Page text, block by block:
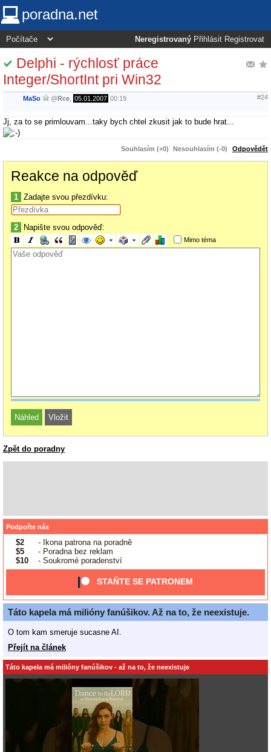
poradna.net
Neregistrovaný Přihlásit Registrovat
Delphi - rýchlosť práce
Integer/ShortInt pri Win32
MaSo @Rce 05.01.2007 00:19 #24
Jj, za to se primlouvam...taky bych chtel zkusit jak to bude hrat...
Souhlasím (+0) Nesouhlasím (-0) Odpovědět
Reakce na odpověď
1 Zadajte svou přezdívku:
2 Napište svou odpověď:
Mimo téma
Zpět do poradny
Podpořte nás
$2
- Ikona patrona na poradně
$5
- Poradna bez reklam
$10
- Soukromé poradenství
STAŇTE SE PATRONEM
Táto kapela má milióny fanúšikov. Až na to, že neexistuje.
O tom kam smeruje sucasne AI.
Přejít na článek
Táto kapela má milióny fanúšikov - až na to, že neexistuje